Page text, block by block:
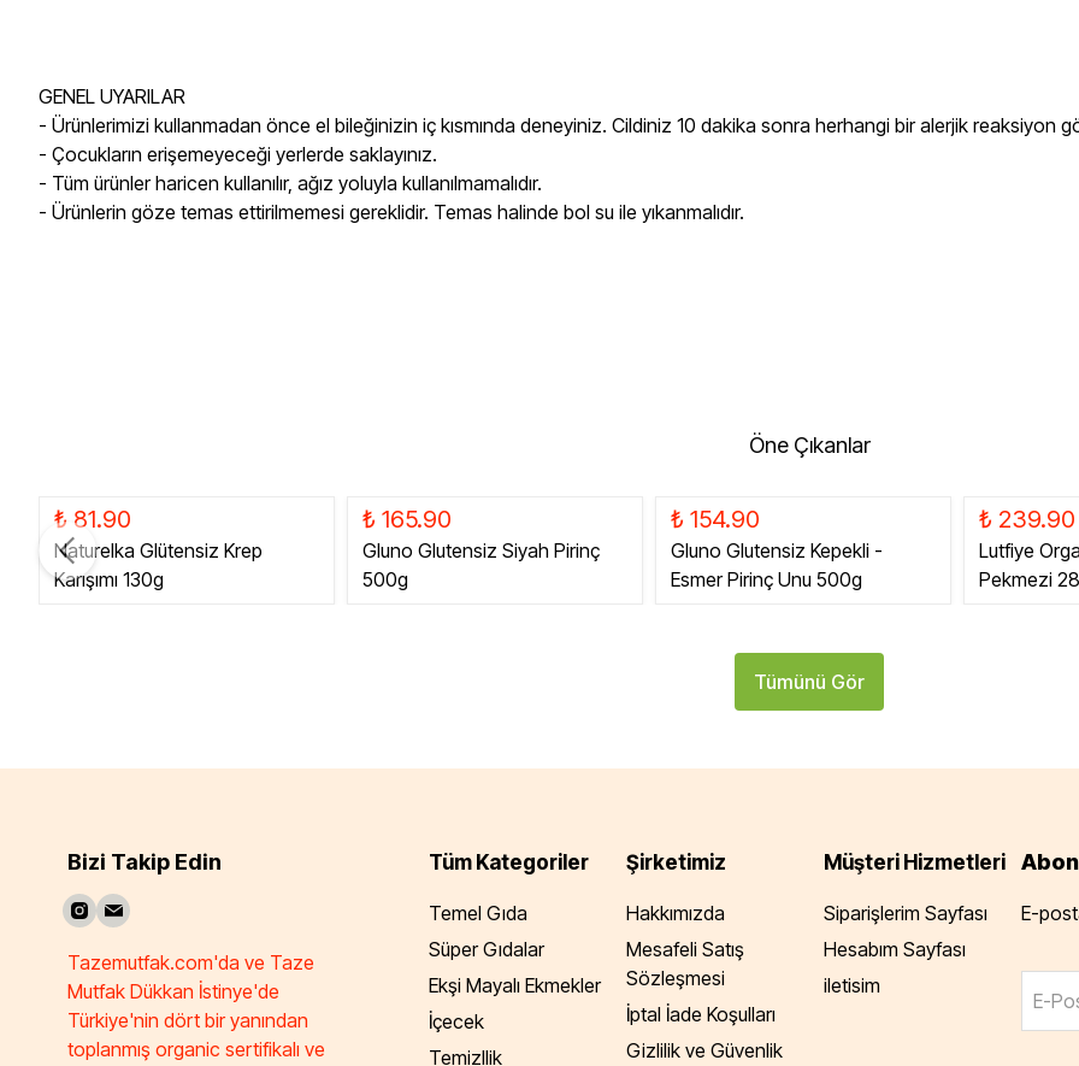
GENEL UYARILAR
- Ürünlerimizi kullanmadan önce el bileğinizin iç kısmında deneyiniz. Cildiniz 10 dakika sonra herhangi bir alerjik reaksiyon
- Çocukların erişemeyeceği yerlerde saklayınız.
- Tüm ürünler haricen kullanılır, ağız yoluyla kullanılmamalıdır.
- Ürünlerin göze temas ettirilmemesi gereklidir. Temas halinde bol su ile yıkanmalıdır.
Öne Çıkanlar
₺ 81.90
Naturelka Glütensiz Krep
Karışımı 130g
₺ 165.90
Gluno Glutensiz Siyah Pirinç
500g
₺ 154.90
Gluno Glutensiz Kepekli -
Esmer Pirinç Unu 500g
₺ 239.90
Lutfiye
Pekmezi
Tümünü Gör
Bizi Takip Edin
Tazemutfak.com'da ve Taze
Mutfak Dükkan İstinye'de
Türkiye'nin dört bir yanından
toplanmış organic sertifikalı ve
Tüm Kategoriler
Temel Gıda
Süper Gıdalar
Ekşi Mayalı Ekmekler
İçecek
Temizllik
Şirketimiz
Hakkımızda
Mesafeli Satış
Sözleşmesi
İptal İade Koşulları
Gizlilik ve Güvenlik
Müşteri Hizmetleri
Siparişlerim Sayfası
Hesabım Sayfası
iletisim
E-
E-